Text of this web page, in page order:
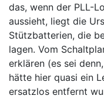
das, wenn der PLL-
aussieht, liegt die
Stützbatterien, die
lagen. Vom
erklären (es sei
hätte hier quasi ein
ersatzlos entfernt